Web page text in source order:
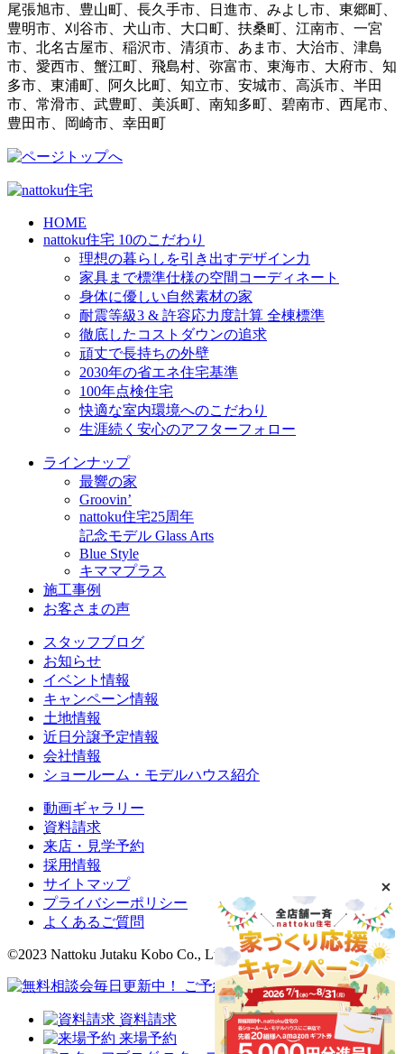
尾張旭市、豊山町、長久手市、日進市、みよし市、東郷町、
豊明市、刈谷市、犬山市、大口町、扶桑町、江南市、一宮
市、北名古屋市、稲沢市、清須市、あま市、大治市、津島
市、愛西市、蟹江町、飛島村、弥富市、東海市、大府市、知
多市、東浦町、阿久比町、知立市、安城市、高浜市、半田
市、常滑市、武豊町、美浜町、南知多町、碧南市、西尾市、
豊田市、岡崎市、幸田町
HOME
nattoku住宅 10のこだわり
理想の暮らしを引き出すデザイン力
家具まで標準仕様の空間コーディネート
身体に優しい自然素材の家
耐震等級3 & 許容応力度計算 全棟標準
徹底したコストダウンの追求
頑丈で長持ちの外壁
2030年の省エネ住宅基準
100年点検住宅
快適な室内環境へのこだわり
生涯続く安心のアフターフォロー
ラインナップ
最響の家
Groovin’
nattoku住宅25周年
記念モデル Glass Arts
Blue Style
キママプラス
施工事例
お客さまの声
スタッフブログ
お知らせ
イベント情報
キャンペーン情報
土地情報
近日分譲予定情報
会社情報
ショールーム・モデルハウス紹介
動画ギャラリー
資料請求
来店・見学予約
採用情報
サイトマップ
プライバシーポリシー
よくあるご質問
©2023 Nattoku Jutaku Kobo Co., Ltd.
資料請求
来場予約